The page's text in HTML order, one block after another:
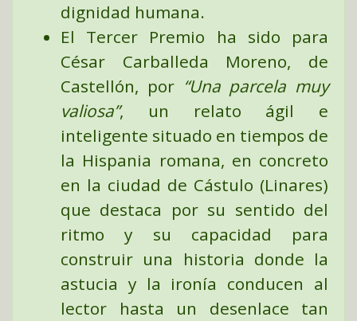
dignidad humana.
El Tercer Premio ha sido para
César Carballeda Moreno, de
Castellón, por “Una parcela muy
valiosa”, un relato ágil e
inteligente situado en tiempos de
la Hispania romana, en concreto
en la ciudad de Cástulo (Linares)
que destaca por su sentido del
ritmo y su capacidad para
construir una historia donde la
astucia y la ironía conducen al
lector hasta un desenlace tan